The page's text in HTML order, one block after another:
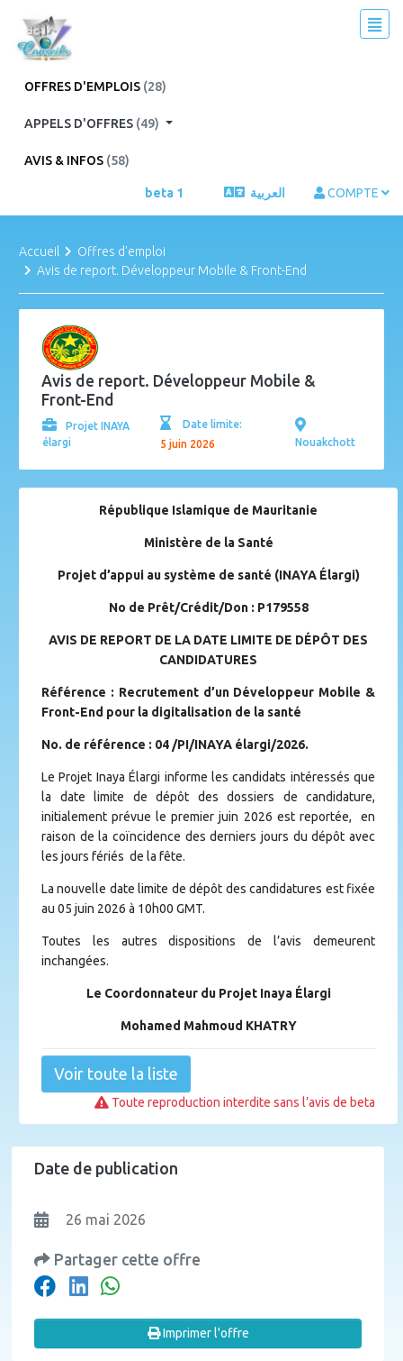
OFFRES D'EMPLOIS (28)
APPELS D'OFFRES (49)
AVIS & INFOS (58)
beta 1 العربية COMPTE
Accueil
Offres d'emploi
Avis de report. Développeur Mobile & Front-End
Avis de report. Développeur Mobile &
Front-End
Projet INAYA
élargi
Date limite:
5 juin 2026
Nouakchott
République Islamique de Mauritanie
Ministère de la Santé
Projet d’appui au système de santé (INAYA Élargi)
No de Prêt/Crédit/Don : P179558
AVIS DE REPORT DE LA DATE LIMITE DE DÉPÔT DES
CANDIDATURES
Référence : Recrutement d’un Développeur Mobile &
Front-End pour la digitalisation de la santé
No. de référence : 04 /PI/INAYA élargi/2026.
Le Projet Inaya Élargi informe les candidats intéressés que
la date limite de dépôt des dossiers de candidature,
initialement prévue le premier juin 2026 est reportée, en
raison de la coïncidence des derniers jours du dépôt avec
les jours fériés de la fête.
La nouvelle date limite de dépôt des candidatures est fixée
au 05 juin 2026 à 10h00 GMT.
Toutes les autres dispositions de l’avis demeurent
inchangées.
Le Coordonnateur du Projet Inaya Élargi
Mohamed Mahmoud KHATRY
Voir toute la liste
Toute reproduction interdite sans l’avis de beta
Date de publication
26 mai 2026
Partager cette offre
Imprimer l'offre